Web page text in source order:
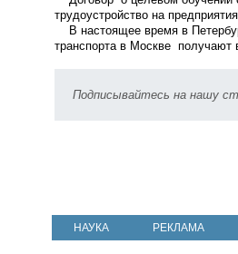
трудоустройство на
В настоящее время в
транспорта в Москве получают
Подписывайтесь на нашу
НАУКА РЕКЛАМА